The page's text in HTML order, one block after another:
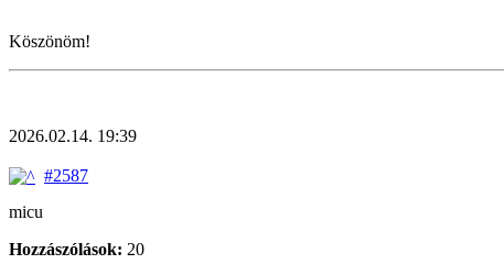
Köszönöm!
2026.02.14. 19:39
#2587
micu
Hozzászólások: 20